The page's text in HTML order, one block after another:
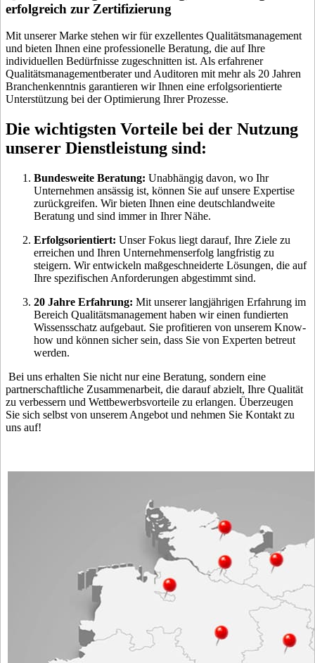
erfolgreich zur Zertifizierung
Mit unserer Marke stehen wir für exzellentes Qualitätsmanagement
und bieten Ihnen eine professionelle Beratung, die auf Ihre
individuellen Bedürfnisse zugeschnitten ist. Als erfahrener
Qualitätsmanagementberater und Auditoren mit mehr als 20 Jahren
Branchenkenntnis garantieren wir Ihnen eine erfolgsorientierte
Unterstützung bei der Optimierung Ihrer Prozesse.
Die wichtigsten Vorteile bei der Nutzung
unserer Dienstleistung sind:
Bundesweite Beratung: Unabhängig davon, wo Ihr
Unternehmen ansässig ist, können Sie auf unsere Expertise
zurückgreifen. Wir bieten Ihnen eine deutschlandweite
Beratung und sind immer in Ihrer Nähe.
Erfolgsorientiert: Unser Fokus liegt darauf, Ihre Ziele zu
erreichen und Ihren Unternehmenserfolg langfristig zu
steigern. Wir entwickeln maßgeschneiderte Lösungen, die auf
Ihre spezifischen Anforderungen abgestimmt sind.
20 Jahre Erfahrung: Mit unserer langjährigen Erfahrung im
Bereich Qualitätsmanagement haben wir einen fundierten
Wissensschatz aufgebaut. Sie profitieren von unserem Know-
how und können sicher sein, dass Sie von Experten betreut
werden.
Bei uns erhalten Sie nicht nur eine Beratung, sondern eine
partnerschaftliche Zusammenarbeit, die darauf abzielt, Ihre Qualität
zu verbessern und Wettbewerbsvorteile zu erlangen. Überzeugen
Sie sich selbst von unserem Angebot und nehmen Sie Kontakt zu
uns auf!